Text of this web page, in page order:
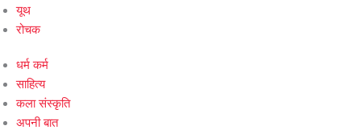
यूथ
रोचक
धर्म कर्म
साहित्य
कला संस्कृति
अपनी बात